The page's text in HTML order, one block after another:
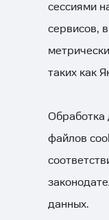
сессиями
сервисов,
таких как
Обработка
файлов
данных.